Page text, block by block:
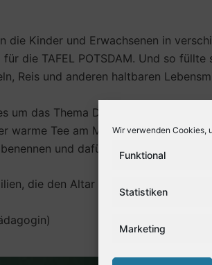
Wir verwenden Cookies,
Funktional
Statistiken
Marketing
die Kinder und Erwachsenen in
die TAFEL POTSDAM. Und so
Reis und anderen haltbaren
um das Thema Dank. Wofür bist du
warme Tee am Morgen,
und dafür zu danken.
die den Altar mit ihren Gaben so